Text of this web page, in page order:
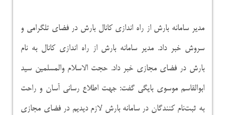
مدیر سامانه بارش از راه اندازی کانال بارش در فضای تلگرامی و
سروش خبر داد. مدیر سامانه بارش از راه اندازی کانال به نام
بارش در فضای مجازی خبر داد. حجت الاسلام والمسلمین سید
ابوالقاسم موسوی بایگی گفت: جهت اطلاع رسانی آسان و راحت
به ثبت‌نام کنندگان در سامانه بارش لازم دیدیم در فضای مجازی